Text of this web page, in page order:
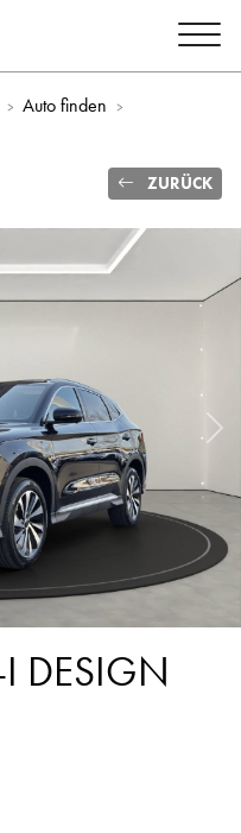
Auto finden
ZURÜCK
DESIGN